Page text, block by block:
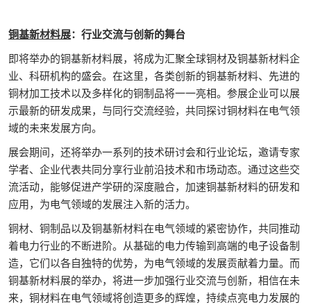
铜基新材料展：行业交流与创新的舞台
即将举办的铜基新材料展，将成为汇聚全球铜材及铜基新材料企
业、科研机构的盛会。在这里，各类创新的铜基新材料、先进的
铜材加工技术以及多样化的铜制品将一一亮相。参展企业可以展
示最新的研发成果，与同行交流经验，共同探讨铜材料在电气领
域的未来发展方向。
展会期间，还将举办一系列的技术研讨会和行业论坛，邀请专家
学者、企业代表共同分享行业前沿技术和市场动态。通过这些交
流活动，能够促进产学研的深度融合，加速铜基新材料的研发和
应用，为电气领域的发展注入新的活力。
铜材、铜制品以及铜基新材料在电气领域的紧密协作，共同推动
着电力行业的不断进阶。从基础的电力传输到高端的电子设备制
造，它们以各自独特的优势，为电气领域的发展贡献着力量。而
铜基新材料展的举办，将进一步加强行业交流与创新，相信在未
来，铜材料在电气领域将创造更多的辉煌，持续点亮电力发展的